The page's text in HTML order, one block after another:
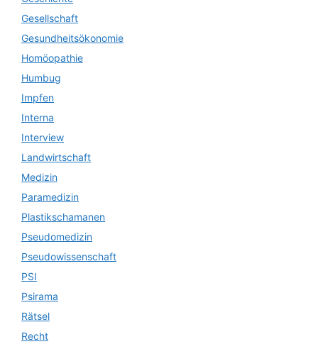
Gesellschaft
Gesundheitsökonomie
Homöopathie
Humbug
Impfen
Interna
Interview
Landwirtschaft
Medizin
Paramedizin
Plastikschamanen
Pseudomedizin
Pseudowissenschaft
PSI
Psirama
Rätsel
Recht